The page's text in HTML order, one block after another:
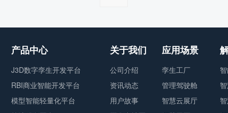
产品中心
J3D数字孪生开发平台
RBI商业智能开发平台
模型智能轻量化平台
关于我们
公司介绍
资讯动态
用户故事
应用场景
孪生工厂
管理驾驶舱
智慧云展厅